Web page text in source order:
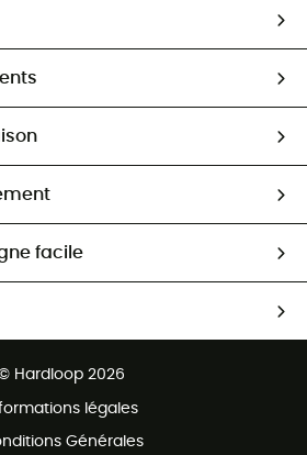
facile
Hardloop 2026
légales
Générales